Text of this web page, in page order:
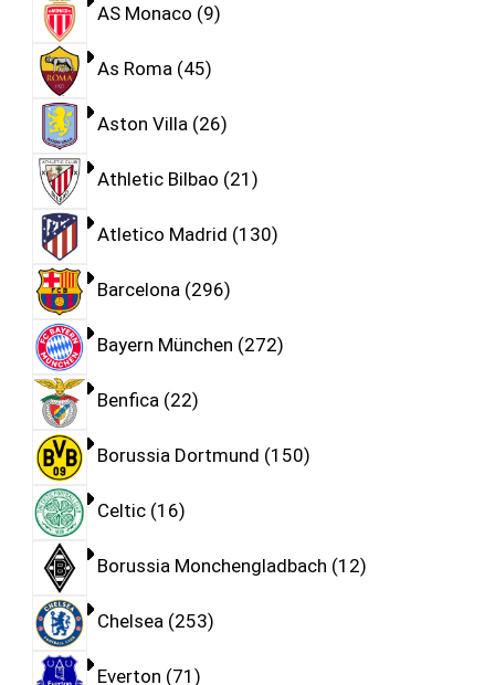
AS Monaco 9
As Roma 45
Aston Villa 26
Athletic Bilbao 21
Atletico Madrid 130
Barcelona 296
Bayern München 272
Benfica 22
Borussia Dortmund 150
Celtic 16
Borussia Monchengladbach 12
Chelsea 253
Everton 71